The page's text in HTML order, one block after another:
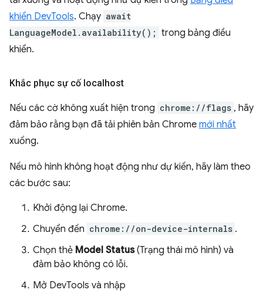
khiển DevTools. Chạy await
LanguageModel.availability(); trong bảng điều
khiển.
Khắc phục sự cố localhost
Nếu các cờ không xuất hiện trong chrome://flags , hãy
đảm bảo rằng bạn đã tải phiên bản Chrome mới nhất
xuống.
Nếu mô hình không hoạt động như dự kiến, hãy làm theo
các bước sau:
Khởi động lại Chrome.
Chuyển đến chrome://on-device-internals .
Chọn thẻ Model Status(Trạng thái mô hình) và
đảm bảo không có lỗi.
Mở DevTools và nhập